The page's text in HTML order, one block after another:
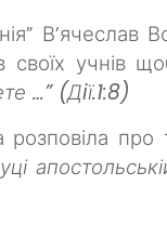
В’ячеслав
учнів
…” (Дiї.1:8)